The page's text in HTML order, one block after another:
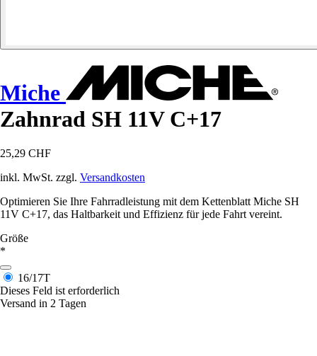
Miche
Zahnrad SH 11V C+17
25,29 CHF
inkl. MwSt. zzgl. Versandkosten
Optimieren Sie Ihre Fahrradleistung mit dem Kettenblatt Miche SH
11V C+17, das Haltbarkeit und Effizienz für jede Fahrt vereint.
Größe
*
16/17T
Dieses Feld ist erforderlich
Versand in 2 Tagen